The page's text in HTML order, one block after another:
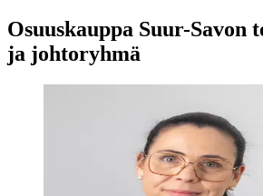
Osuuskauppa Suur-Savon
ja johtoryhmä